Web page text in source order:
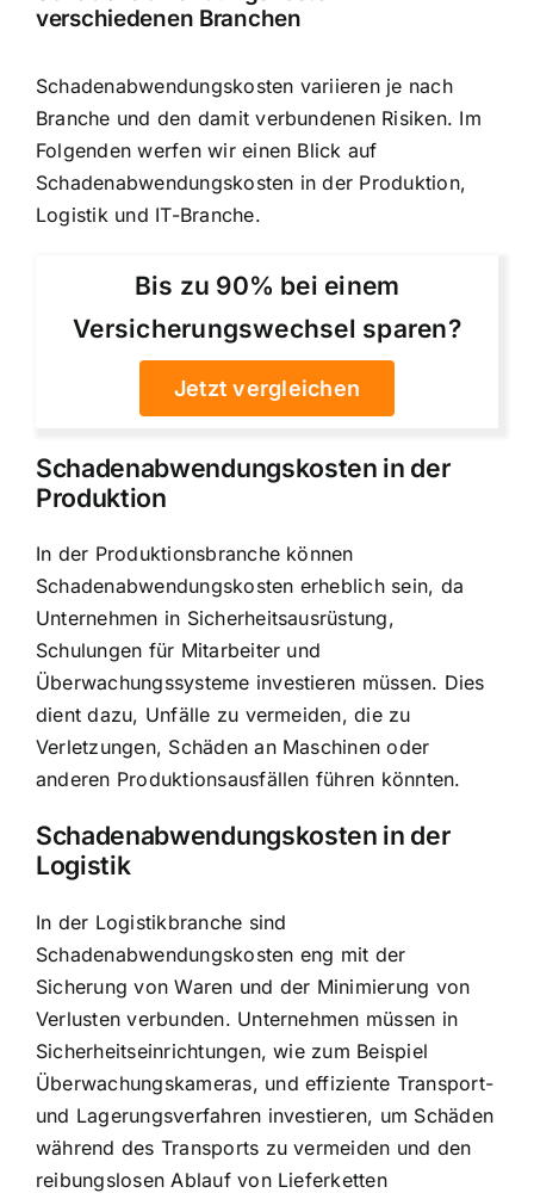
verschiedenen Branchen
Schadenabwendungskosten variieren je nach
Branche und den damit verbundenen Risiken. Im
Folgenden werfen wir einen Blick auf
Schadenabwendungskosten in der Produktion,
Logistik und IT-Branche.
Bis zu 90% bei einem
Versicherungswechsel sparen?
Jetzt vergleichen
Schadenabwendungskosten in der
Produktion
In der Produktionsbranche können
Schadenabwendungskosten erheblich sein, da
Unternehmen in Sicherheitsausrüstung,
Schulungen für Mitarbeiter und
Überwachungssysteme investieren müssen. Dies
dient dazu, Unfälle zu vermeiden, die zu
Verletzungen, Schäden an Maschinen oder
anderen Produktionsausfällen führen könnten.
Schadenabwendungskosten in der
Logistik
In der Logistikbranche sind
Schadenabwendungskosten eng mit der
Sicherung von Waren und der Minimierung von
Verlusten verbunden. Unternehmen müssen in
Sicherheitseinrichtungen, wie zum Beispiel
Überwachungskameras, und effiziente Transport-
und Lagerungsverfahren investieren, um Schäden
während des Transports zu vermeiden und den
reibungslosen Ablauf von Lieferketten